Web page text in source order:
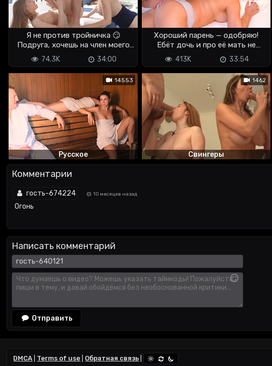
Я не против тройничка 😏
Подруга, хочешь на член моего
мужика?
34:00
74.3K
Хороший парень — одобряю!
Ебёт дочь и про её мать не
забывает
33:54
413K
14553
Русское
1462
Свингеры
Комментарии
гость-674224 10 месяцев назад
Огонь
Написать комментарий
😏
Отправить
DMCA Terms of use Обратная связь